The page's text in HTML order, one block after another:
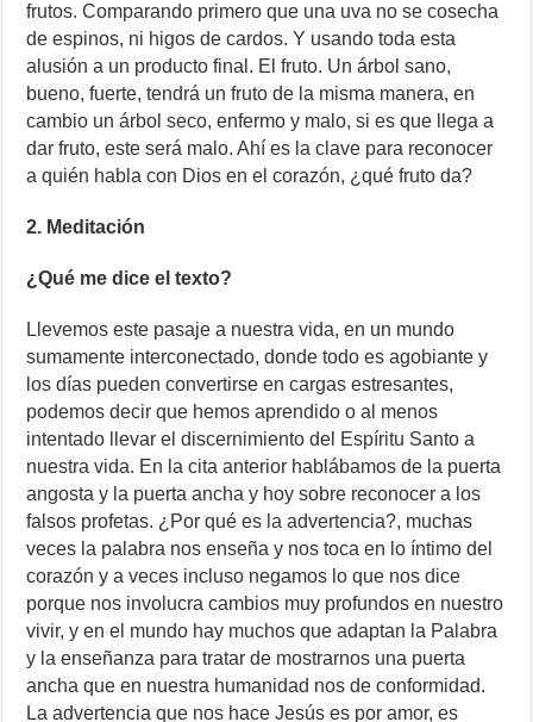
frutos. Comparando primero que una uva no se cosecha
de espinos, ni higos de cardos. Y usando toda esta
alusión a un producto final. El fruto. Un árbol sano,
bueno, fuerte, tendrá un fruto de la misma manera, en
cambio un árbol seco, enfermo y malo, si es que llega a
dar fruto, este será malo. Ahí es la clave para reconocer
a quién habla con Dios en el corazón, ¿qué fruto da?
2. Meditación
¿Qué me dice el texto?
Llevemos este pasaje a nuestra vida, en un mundo
sumamente interconectado, donde todo es agobiante y
los días pueden convertirse en cargas estresantes,
podemos decir que hemos aprendido o al menos
intentado llevar el discernimiento del Espíritu Santo a
nuestra vida. En la cita anterior hablábamos de la puerta
angosta y la puerta ancha y hoy sobre reconocer a los
falsos profetas. ¿Por qué es la advertencia?, muchas
veces la palabra nos enseña y nos toca en lo íntimo del
corazón y a veces incluso negamos lo que nos dice
porque nos involucra cambios muy profundos en nuestro
vivir, y en el mundo hay muchos que adaptan la Palabra
y la enseñanza para tratar de mostrarnos una puerta
ancha que en nuestra humanidad nos de conformidad.
La advertencia que nos hace Jesús es por amor, es